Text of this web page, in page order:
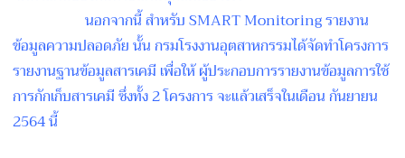
นอกจากนี้ สำหรับ SMART Monitoring รายงาน
ข้อมูลความปลอดภัย นั้น กรมโรงงานอุตสาหกรรมได้จัดทำโครงการ
รายงานฐานข้อมูลสารเคมี เพื่อให้ ผู้ประกอบการรายงานข้อมูลการใช้
การกักเก็บสารเคมี ซึ่งทั้ง 2 โครงการ จะแล้วเสร็จในเดือน กันยายน
2564 นี้